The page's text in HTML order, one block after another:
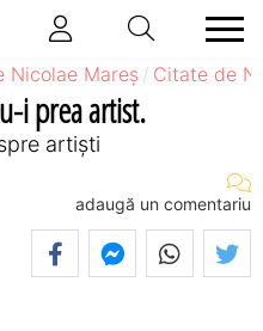
Nicolae Mareș Citate de
i prea artist.
artiști
adaugă un comentariu